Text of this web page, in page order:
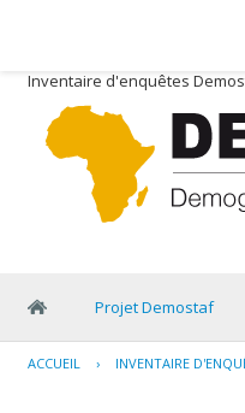
Inventaire d'enquêtes
Projet Demostaf
ACCUEIL › INVENTAIRE